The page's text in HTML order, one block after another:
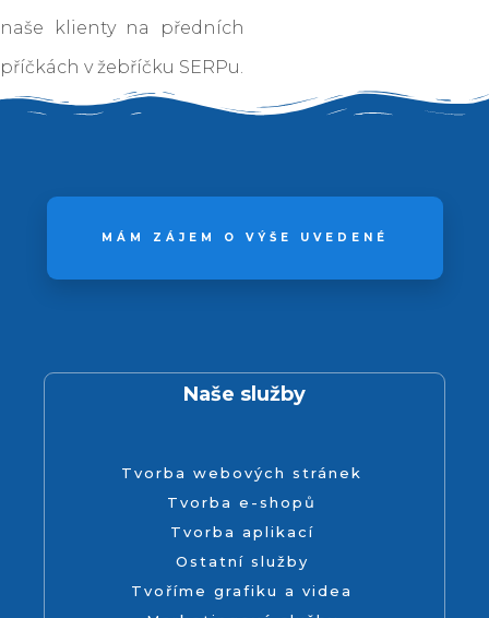
naše klienty na předních
příčkách v žebříčku SERPu.
MÁM ZÁJEM O VÝŠE UVEDENÉ
Naše služby
Tvorba webových stránek
Tvorba e-shopů
Tvorba aplikací
Ostatní služby
Tvoříme grafiku a videa